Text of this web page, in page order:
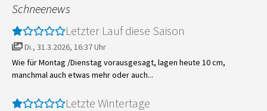
Schneenews
Letzter Lauf diese Saison
Di., 31.3.2026, 16:37 Uhr
Wie für Montag /Dienstag vorausgesagt, lagen heute 10 cm,
manchmal auch etwas mehr oder auch...
Letzte Wintertage